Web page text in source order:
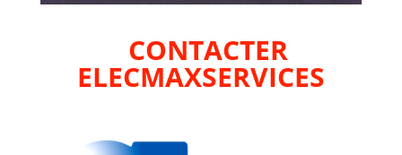
CONTACTER
ELECMAXSERVICES